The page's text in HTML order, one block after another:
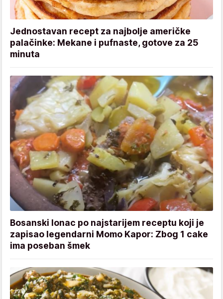
Jednostavan recept za najbolje američke
palačinke: Mekane i pufnaste, gotove za 25
minuta
Bosanski lonac po najstarijem receptu koji je
zapisao legendarni Momo Kapor: Zbog 1 cake
ima poseban šmek